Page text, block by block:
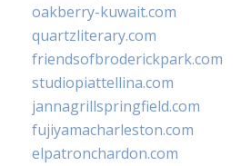
oakberry-kuwait.com
quartzliterary.com
friendsofbroderickpark.com
studiopiattellina.com
jannagrillspringfield.com
fujiyamacharleston.com
elpatronchardon.com